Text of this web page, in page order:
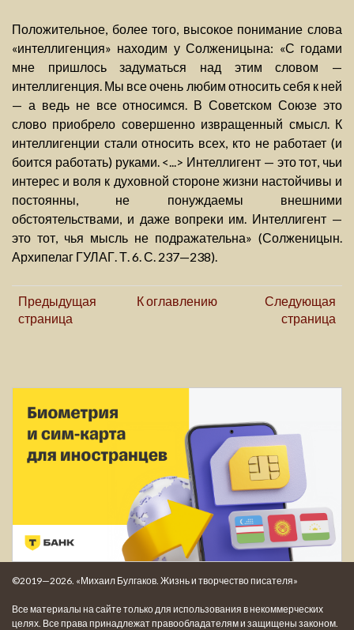
Положительное, более того, высокое понимание слова
«интеллигенция» находим у Солженицына: «С годами
мне пришлось задуматься над этим словом —
интеллигенция. Мы все очень любим относить себя к ней
— а ведь не все относимся. В Советском Союзе это
слово приобрело совершенно извращенный смысл. К
интеллигенции стали относить всех, кто не работает (и
боится работать) руками. <...> Интеллигент — это тот, чьи
интерес и воля к духовной стороне жизни настойчивы и
постоянны, не понуждаемы внешними
обстоятельствами, и даже вопреки им. Интеллигент —
это тот, чья мысль не подражательна» (Солженицын.
Архипелаг ГУЛАГ. Т. 6. С. 237—238).
Предыдущая
страница
К оглавлению
Следующая
страница
©2019—2026. «Михаил Булгаков. Жизнь и творчество писателя»
Все материалы на сайте только для использования в некоммерческих
целях. Все права принадлежат правообладателям и защищены законом.